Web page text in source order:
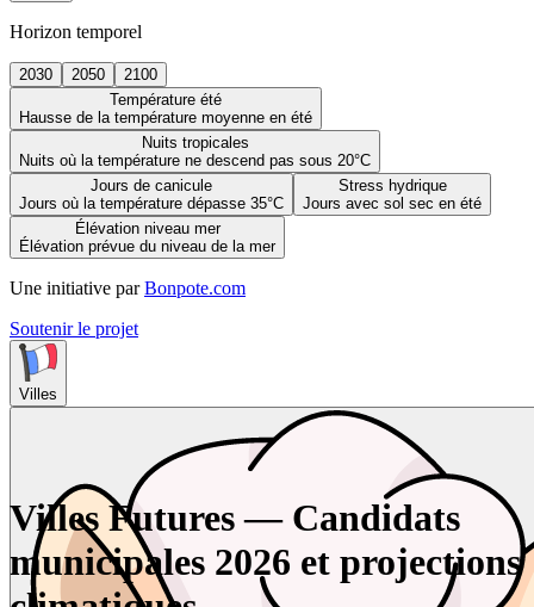
Horizon temporel
2030 2050
2100
Température été
Hausse de la température moyenne en été
Nuits tropicales
Nuits où la température ne descend pas sous 20°C
Jours de canicule
Jours où la température dépasse 35°C
Stress hydrique
Jours avec sol sec en été
Élévation niveau mer
Élévation prévue du niveau de la mer
Une initiative par Bonpote.com
Soutenir le projet
Villes
Villes Futures — Candidats
municipales 2026 et projections